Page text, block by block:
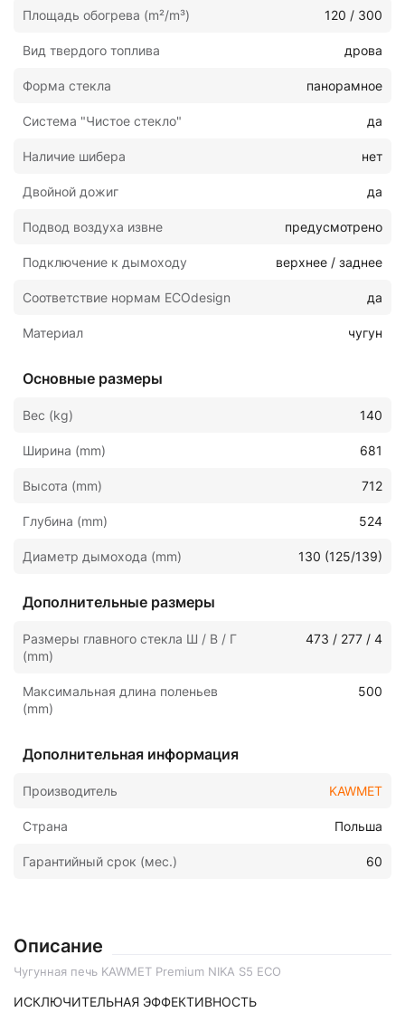
Площадь обогрева (m²/m³) 120 / 300
Вид твердого топлива дрова
Форма стекла панорамное
Система "Чистое стекло" да
Наличие шибера нет
Двойной дожиг да
Подвод воздуха извне предусмотрено
Подключение к дымоходу верхнее / заднее
Соответствие нормам ECOdesign да
Материал чугун
Основные размеры
Вес (kg) 140
Ширина (mm) 681
Высота (mm) 712
Глубина (mm) 524
Диаметр дымохода (mm) 130 (125/139)
Дополнительные размеры
Размеры главного стекла Ш / В / Г
(mm)
473 / 277 / 4
Максимальная длина поленьев
(mm)
500
Дополнительная информация
Производитель KAWMET
Страна Польша
Гарантийный срок (мес.) 60
Описание
Чугунная печь KAWMET Premium NIKA S5 ECO
ИСКЛЮЧИТЕЛЬНАЯ ЭФФЕКТИВНОСТЬ